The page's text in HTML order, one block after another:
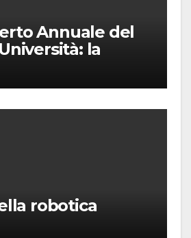
Annuale del
la
robotica